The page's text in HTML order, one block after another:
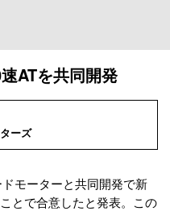
ATを共同開発
ーズ
モーターと共同開発で新
とで合意したと発表。この